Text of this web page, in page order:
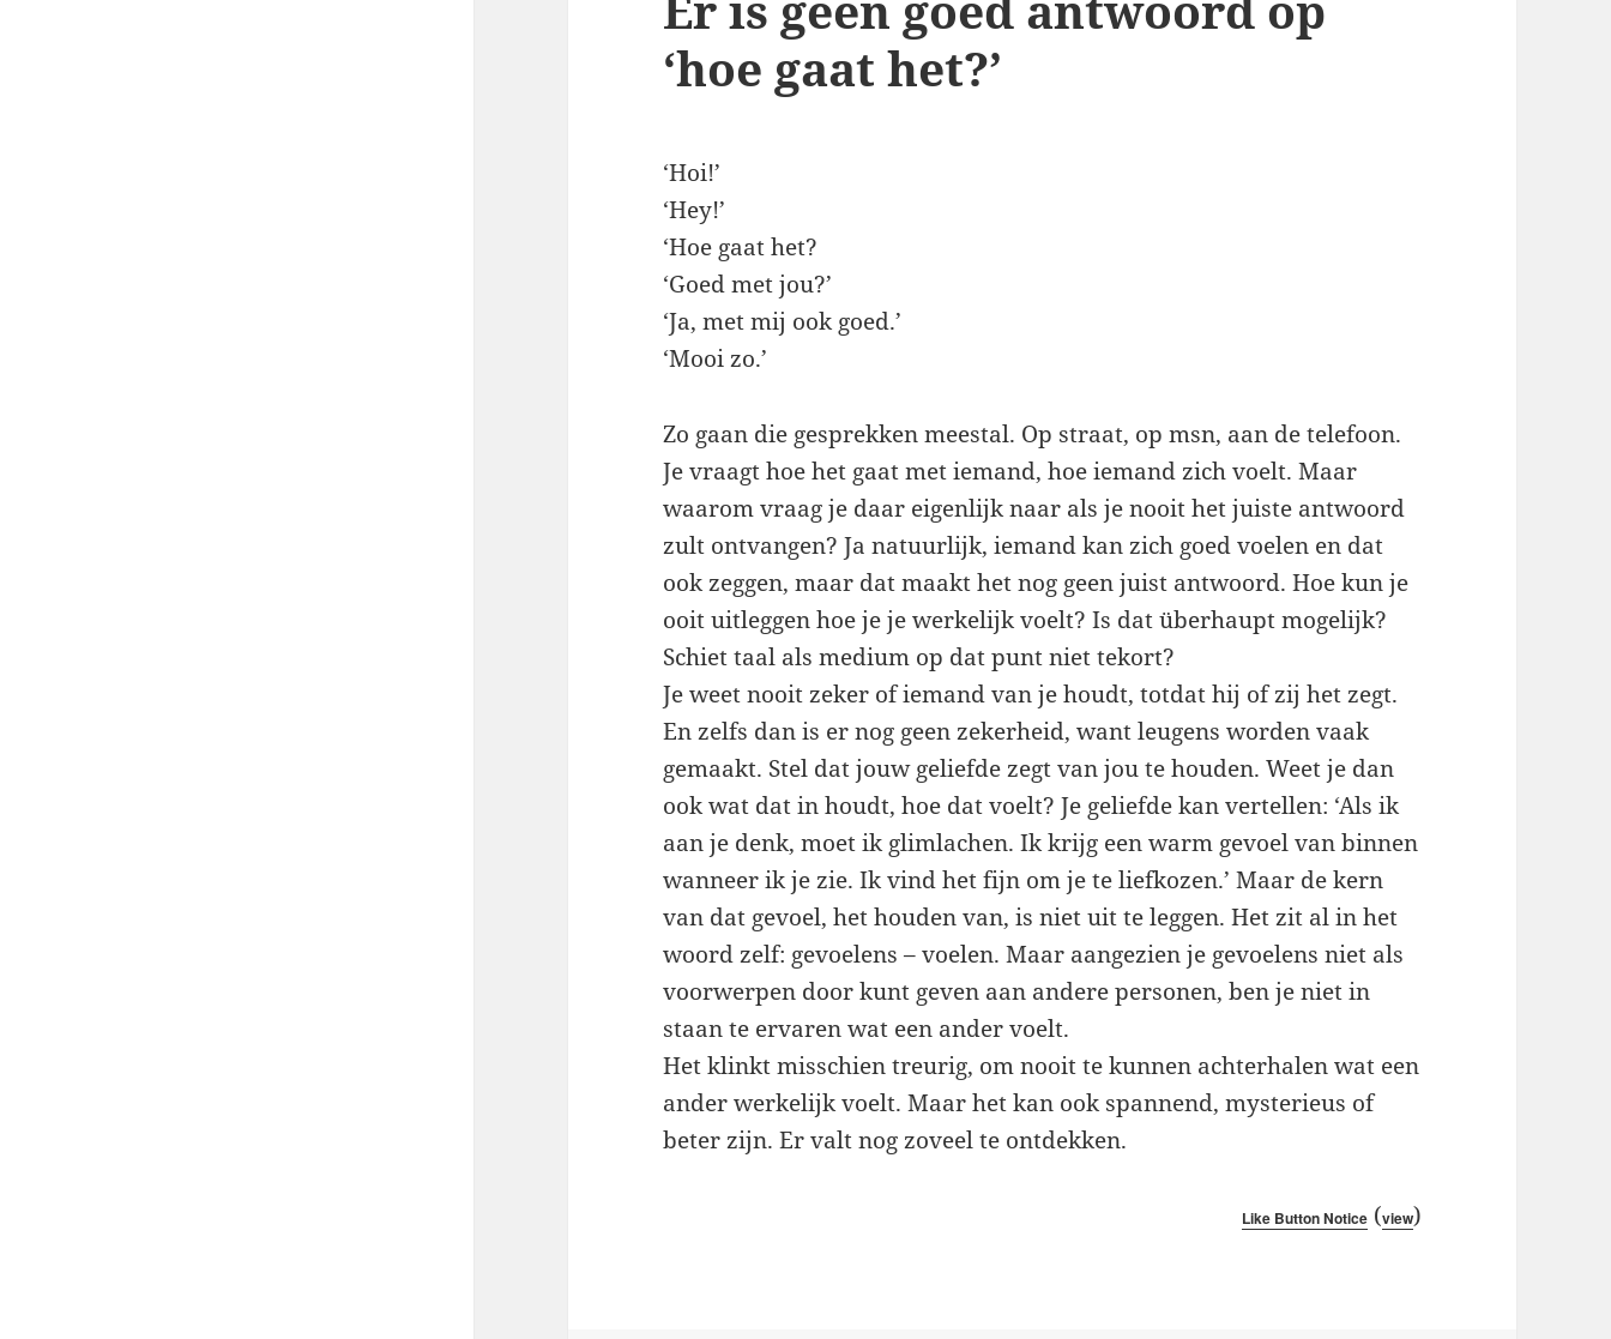
‘hoe gaat het?’
‘Hoi!’
‘Hey!’
‘Hoe gaat het?
‘Goed met jou?’
‘Ja, met mij ook goed.’
‘Mooi zo.’
Zo gaan die gesprekken meestal. Op straat, op msn, aan de telefoon.
Je vraagt hoe het gaat met iemand, hoe iemand zich voelt. Maar
waarom vraag je daar eigenlijk naar als je nooit het juiste antwoord
zult ontvangen? Ja natuurlijk, iemand kan zich goed voelen en dat
ook zeggen, maar dat maakt het nog geen juist antwoord. Hoe kun je
ooit uitleggen hoe je je werkelijk voelt? Is dat überhaupt mogelijk?
Schiet taal als medium op dat punt niet tekort?
Je weet nooit zeker of iemand van je houdt, totdat hij of zij het zegt.
En zelfs dan is er nog geen zekerheid, want leugens worden vaak
gemaakt. Stel dat jouw geliefde zegt van jou te houden. Weet je dan
ook wat dat in houdt, hoe dat voelt? Je geliefde kan vertellen: ‘Als ik
aan je denk, moet ik glimlachen. Ik krijg een warm gevoel van binnen
wanneer ik je zie. Ik vind het fijn om je te liefkozen.’ Maar de kern
van dat gevoel, het houden van, is niet uit te leggen. Het zit al in het
woord zelf: gevoelens – voelen. Maar aangezien je gevoelens niet als
voorwerpen door kunt geven aan andere personen, ben je niet in
staan te ervaren wat een ander voelt.
Het klinkt misschien treurig, om nooit te kunnen achterhalen wat een
ander werkelijk voelt. Maar het kan ook spannend, mysterieus of
beter zijn. Er valt nog zoveel te ontdekken.
Like Button Notice(view)